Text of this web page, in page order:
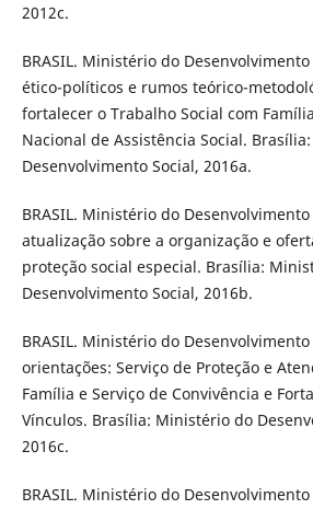
2012c.
BRASIL. Ministério do
ético-políticos e rumos teórico-
fortalecer o Trabalho Social com
Nacional de Assistência Social.
Desenvolvimento Social, 2016a.
BRASIL. Ministério do
atualização sobre a organização e
proteção social especial. Brasília:
Desenvolvimento Social, 2016b.
BRASIL. Ministério do
orientações: Serviço de Proteção e
Família e Serviço de Convivência e
Vínculos. Brasília: Ministério do
2016c.
BRASIL. Ministério do